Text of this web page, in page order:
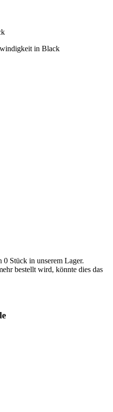
in Black
Stück in unserem Lager.
bestellt wird, könnte dies das